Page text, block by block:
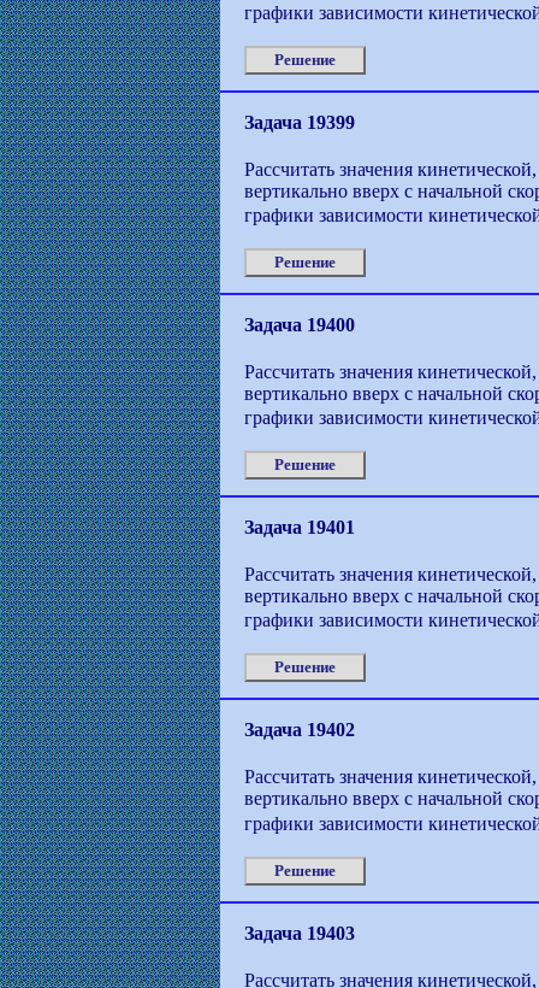
графики зависимости
Решение
Задача 19399
Рассчитать значения
вертикально вверх с начальной
графики зависимости
Решение
Задача 19400
Рассчитать значения
вертикально вверх с начальной
графики зависимости
Решение
Задача 19401
Рассчитать значения
вертикально вверх с начальной
графики зависимости
Решение
Задача 19402
Рассчитать значения
вертикально вверх с начальной
графики зависимости
Решение
Задача 19403
Рассчитать значения